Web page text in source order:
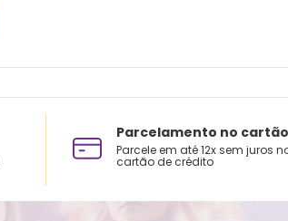
Parcelamento no cartão
Parcele em até 12x sem juros
cartão de crédito